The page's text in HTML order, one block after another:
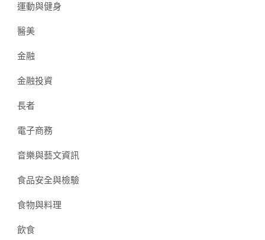
運動與健身
醫美
金融
金融投資
長者
電子商務
音樂與藝文資訊
食品安全與檢驗
食物與料理
飲食